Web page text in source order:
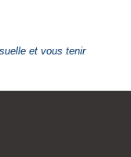
et vous tenir